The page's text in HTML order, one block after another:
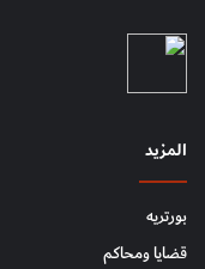
المزيد
بورتريه
قضايا ومحاكم